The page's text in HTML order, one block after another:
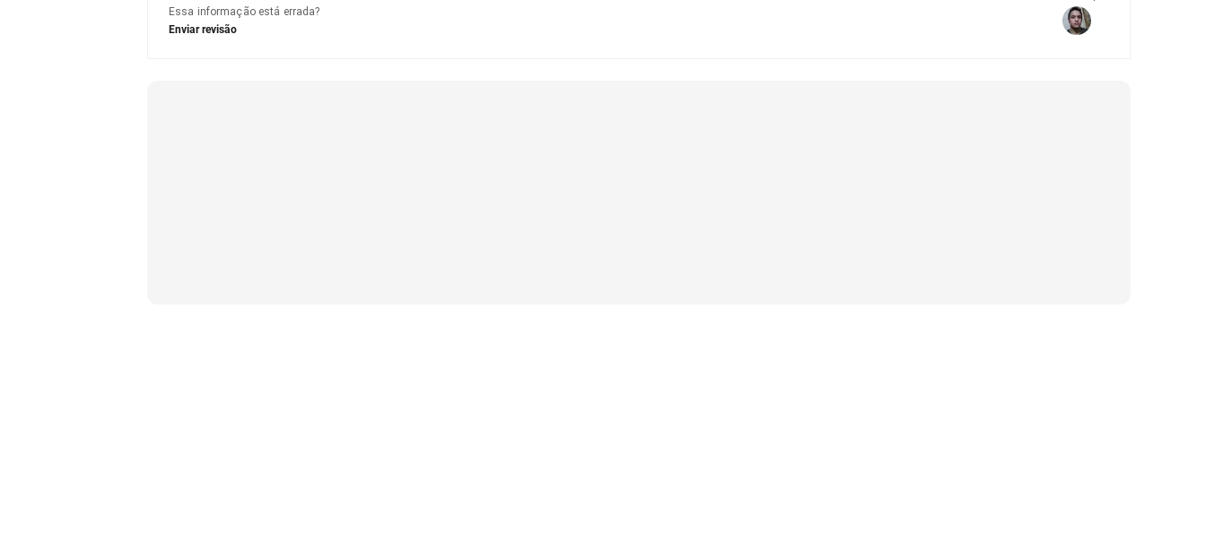
Essa informação está errada?
Enviar revisão